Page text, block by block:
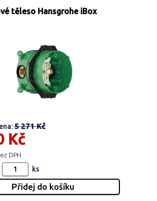
těleso Hansgrohe iBox
5 271 Kč
Kč
DPH
ks